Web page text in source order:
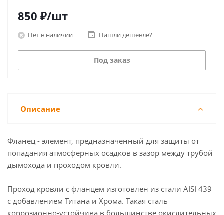
850 ₽/шт
Нет в наличии Нашли дешевле?
Под заказ
Описание
Фланец - элемент, предназначенный для защиты от
попадания атмосферных осадков в зазор между трубой
дымохода и проходом кровли.
Проход кровли с фланцем изготовлен из стали AISI 439
с добавлением Титана и Хрома. Такая сталь
коррозионно-устойчива в большинстве окислительных